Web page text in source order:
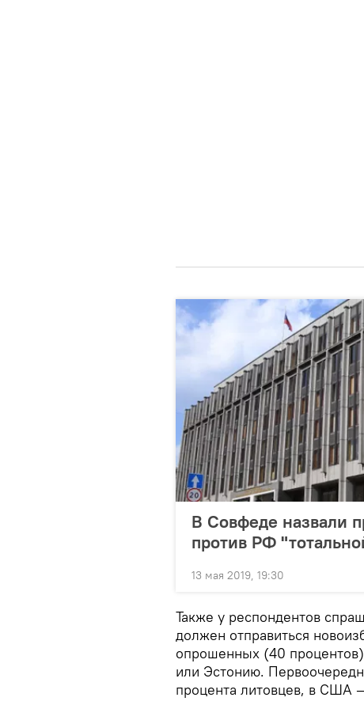
В Совфеде назвали
против РФ
13 мая 2019, 19:30
Также у респондентов
должен отправиться
опрошенных (40
или Эстонию.
процента литовцев, в США